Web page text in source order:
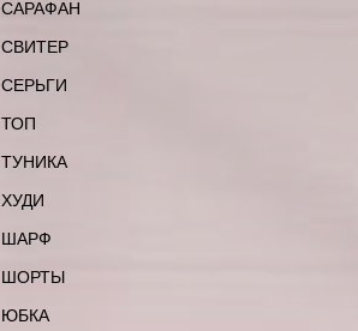
САРАФАН
СВИТЕР
СЕРЬГИ
ТОП
ТУНИКА
ХУДИ
ШАРФ
ШОРТЫ
ЮБКА